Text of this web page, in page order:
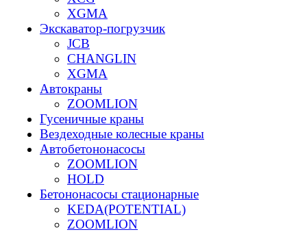
XGMA
Экскаватор-погрузчик
JCB
CHANGLIN
XGMA
Автокраны
ZOOMLION
Гусеничные краны
Вездеходные колесные краны
Автобетононасосы
ZOOMLION
HOLD
Бетононасосы стационарные
KEDA(POTENTIAL)
ZOOMLION